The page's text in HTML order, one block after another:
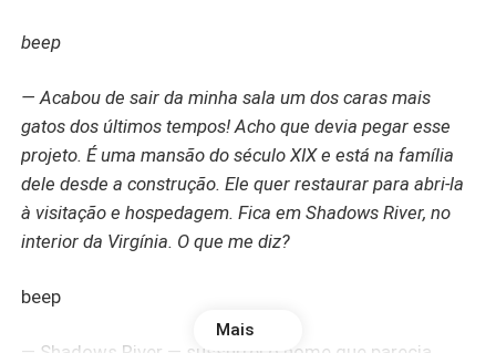
beep
— Acabou de sair da minha sala um dos caras mais
gatos dos últimos tempos! Acho que devia pegar esse
projeto. É uma mansão do século XIX e está na família
dele desde a construção. Ele quer restaurar para abri-la
à visitação e hospedagem. Fica em Shadows River, no
interior da Virgínia. O que me diz?
beep
Mais